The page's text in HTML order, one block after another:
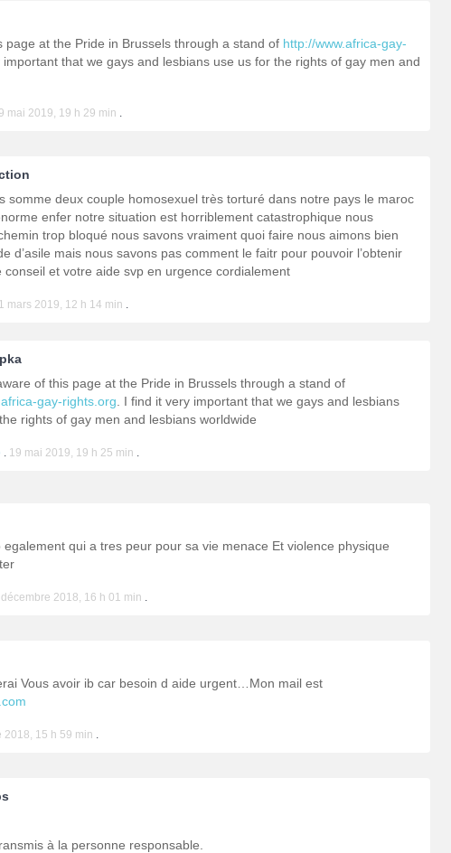
page at the Pride in Brussels through a stand of http://www.africa-gay-
important that we gays and lesbians use us for the rights of gay men and
mai 2019, 19 h 29 min .
somme deux couple homosexuel très torturé dans notre pays le maroc
enfer notre situation est horriblement catastrophique nous
trop bloqué nous savons vraiment quoi faire nous aimons bien
d’asile mais nous savons pas comment le faitr pour pouvoir l’obtenir
conseil et votre aide svp en urgence cordialement
mars 2019, 12 h 14 min .
of this page at the Pride in Brussels through a stand of
gay-rights.org . I find it very important that we gays and lesbians
rights of gay men and lesbians worldwide
. 19 mai 2019, 19 h 25 min .
qui a tres peur pour sa vie menace Et violence physique
décembre 2018, 16 h 01 min .
Vous avoir ib car besoin d aide urgent…Mon mail est
2018, 15 h 59 min .
à la personne responsable.